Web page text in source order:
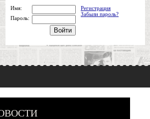
Имя:
Регистрация
Забыли пароль?
Пароль: